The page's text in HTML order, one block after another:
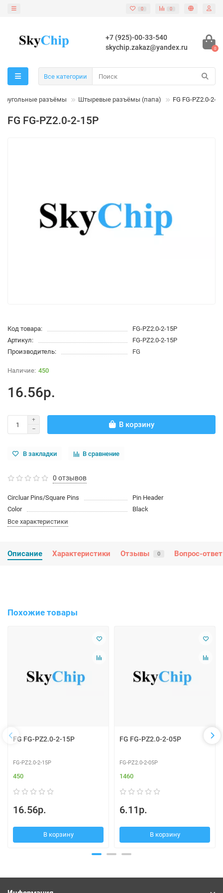
0 0
+7 (925)-00-33-540
skychip.zakaz@yandex.ru
0
Все категории
разъёмы Штыревые разъёмы (папа) FG FG-PZ2.0-2-
FG FG-PZ2.0-2-15P
Код товара:
FG-PZ2.0-2-15P
Артикул:
FG-PZ2.0-2-15P
Производитель:
FG
450
16.56р.
В корзину
В закладки В сравнение
0 отзывов
Circluar Pins/Square Pins
Pin Header
Color
Black
Все характеристики
Описание Характеристики Отзывы 0 Вопрос-ответ
Похожие товары
FG FG-PZ2.0-2-15P
FG-PZ2.0-2-15P
450
16.56р.
В корзину
FG FG-PZ2.0-2-05P
FG-PZ2.0-2-05P
1460
6.11р.
В корзину